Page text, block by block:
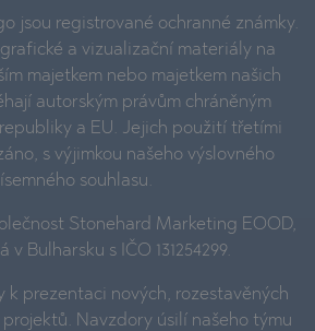
jsou registrované ochranné známky.
a vizualizační materiály na
majetkem nebo majetkem našich
autorským právům chráněným
a EU. Jejich použití třetími
s výjimkou našeho výslovného
souhlasu.
Stonehard Marketing EOOD,
v Bulharsku s IČO 131254299.
k prezentaci nových, rozestavěných
Navzdory úsilí našeho týmu